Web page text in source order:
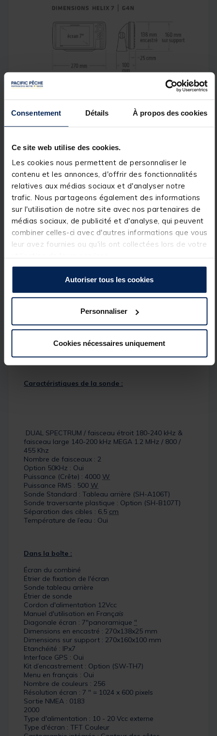
Consentement Détails À propos des cookies
Ce site web utilise des cookies.
Les cookies nous permettent de personnaliser le
contenu et les annonces, d'offrir des fonctionnalités
relatives aux médias sociaux et d'analyser notre
trafic. Nous partageons également des informations
sur l'utilisation de notre site avec nos partenaires de
médias sociaux, de publicité et d'analyse, qui peuvent
combiner celles-ci avec d'autres informations que vous
leur avez fournies ou qu'ils ont collectées lors de votre
Autoriser tous les cookies
Personnaliser
Cookies nécessaires uniquement
Écran LCD 7" PanoramiqueTFT256
couleur Plein Soleil.
Écran très haute définition 1024x600
pixels.
sondeur DS.
180-240 kHz & faisceau large 140-200
kHz complétée des technologies Mega
Down Imaging® & Mega Side Imaging®.
Technologie Dual Spectrum / CHIRP.
Technologie MEGA Down Imaging.
Technologie MEGA Side Imaging.
Puissance crête 4000 watts (500 W
RMS).
ÉtanchéitéIPx7.
AntenneGPSinterneWAAS.
Double lecteur de carte micro SD.
CoastMaster/LakeMaster, Navionics + et
Autochart Live.
d'écran.
Compatible réseaux éthernet.
Compatible 360 Imaging.
Caractéristiques de la sonde :
DUAL SPECTRUM / faisceau étroit 180-240 kHz &
faisceau large 140-200 kHz MEGA 1.2 MHz / 800 /
455 Khz
Nombre de faisceaux : 2
Option 50KHz : Oui
Puissance (Crête) : 4000 W
Puissance RMS : 500 W
Sonde Standard : Tableau arrière (SH-A106T)
Sonde traversante plastique : Option (SH-B107T)
Séparation des cibles : 6,5 cm
Température de l’eau : Oui
Dans la boîte :
Écran du combiné
Étrier de fixation de l'écran
Sonde tableau arrière
Étrier de sonde
Cordon d'alimentation 12Vcc
Manuel d'utilisation en Français
Diagonale écran : 7"panoramique "
Dimensions en encastré : 270x138x25 mm
Dimensions sur support : 270x160x100 mm
Etanchéité : IPx7
Interface GPS : Oui
Kit d’encastrement : Option (SW-TH7)
Menu en français : Oui
Nombre de couleurs : 256
Résolution écran : 7 " = 1024 x 600 pixels
Sortie NMEA : 0183
2000
Type d'alimentation : 10 - 20 Vcc externe
Type d'écran : TFT Couleur